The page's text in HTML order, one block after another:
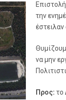
την
να μην
Προς: το